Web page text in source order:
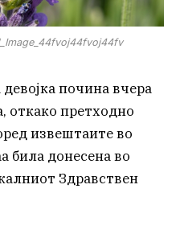
почина вчера
откако претходно
извештаите во
била донесена во
Здравствен